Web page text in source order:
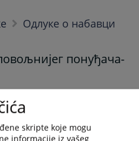
Одлуке о набавци
понуђача-
skripte koje mogu
informacije iz vašeg